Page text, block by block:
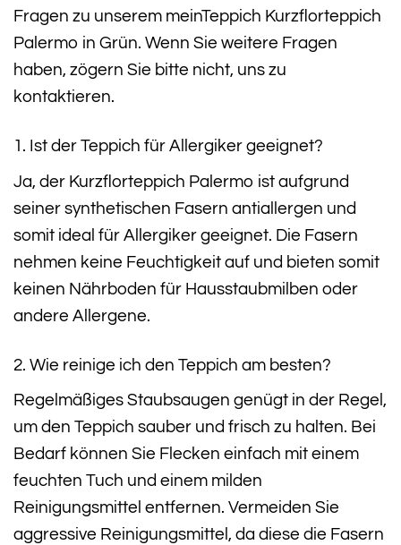
Fragen zu unserem meinTeppich Kurzflorteppich
Palermo in Grün. Wenn Sie weitere Fragen
haben, zögern Sie bitte nicht, uns zu
kontaktieren.
1. Ist der Teppich für Allergiker geeignet?
Ja, der Kurzflorteppich Palermo ist aufgrund
seiner synthetischen Fasern antiallergen und
somit ideal für Allergiker geeignet. Die Fasern
nehmen keine Feuchtigkeit auf und bieten somit
keinen Nährboden für Hausstaubmilben oder
andere Allergene.
2. Wie reinige ich den Teppich am besten?
Regelmäßiges Staubsaugen genügt in der Regel,
um den Teppich sauber und frisch zu halten. Bei
Bedarf können Sie Flecken einfach mit einem
feuchten Tuch und einem milden
Reinigungsmittel entfernen. Vermeiden Sie
aggressive Reinigungsmittel, da diese die Fasern